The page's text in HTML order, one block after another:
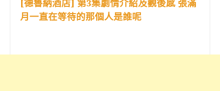
[德魯納酒店] 第3集劇情介紹及觀後感 張滿
月一直在等待的那個人是誰呢